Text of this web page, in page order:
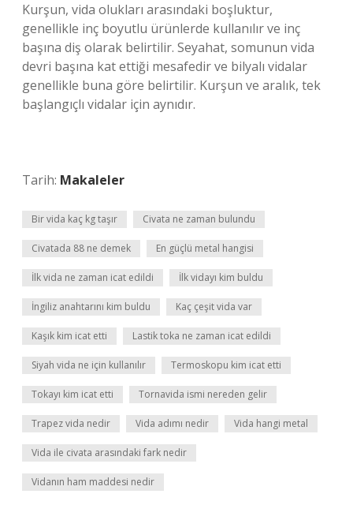
Kurşun, vida olukları arasındaki boşluktur,
genellikle inç boyutlu ürünlerde kullanılır ve inç
başına diş olarak belirtilir. Seyahat, somunun vida
devri başına kat ettiği mesafedir ve bilyalı vidalar
genellikle buna göre belirtilir. Kurşun ve aralık, tek
başlangıçlı vidalar için aynıdır.
Tarih: Makaleler
Bir vida kaç kg taşır Civata ne zaman bulundu
Civatada 88 ne demek En güçlü metal hangisi
İlk vida ne zaman icat edildi İlk vidayı kim buldu
İngiliz anahtarını kim buldu Kaç çeşit vida var
Kaşık kim icat etti Lastik toka ne zaman icat edildi
Siyah vida ne için kullanılır Termoskopu kim icat etti
Tokayı kim icat etti Tornavida ismi nereden gelir
Trapez vida nedir Vida adımı nedir Vida hangi metal
Vida ile civata arasındaki fark nedir
Vidanın ham maddesi nedir